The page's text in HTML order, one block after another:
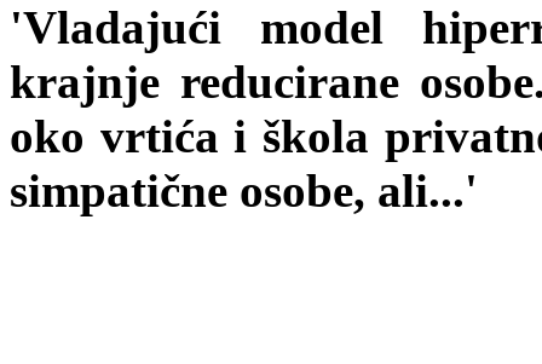
'Vladajući model
krajnje reducirane
oko vrtića i škola
simpatične osobe, ali...'